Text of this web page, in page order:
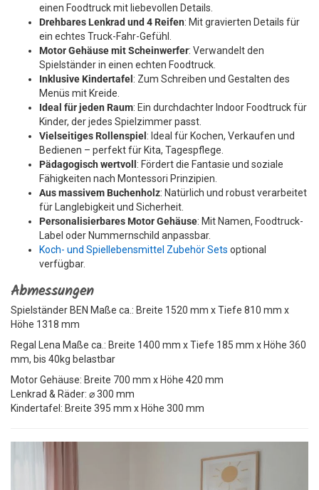
einen Foodtruck mit liebevollen Details.
Drehbares Lenkrad und 4 Reifen: Mit gravierten Details für
ein echtes Truck-Fahr-Gefühl.
Motor Gehäuse mit Scheinwerfer: Verwandelt den
Spielständer in einen echten Foodtruck.
Inklusive Kindertafel : Zum Schreiben und Gestalten des
Menüs mit Kreide.
Ideal für jeden Raum: Ein durchdachter Indoor Foodtruck für
Kinder, der jedes Spielzimmer passt.
Vielseitiges Rollenspiel : Ideal für Kochen, Verkaufen und
Bedienen – perfekt für Kita, Tagespflege.
Pädagogisch wertvoll : Fördert die Fantasie und soziale
Fähigkeiten nach Montessori Prinzipien.
Aus massivem Buchenholz: Natürlich und robust verarbeitet
für Langlebigkeit und Sicherheit.
Personalisierbares Motor Gehäuse: Mit Namen, Foodtruck-
Label oder Nummernschild anpassbar.
Koch- und Spiellebensmittel Zubehör Sets optional
verfügbar.
Abmessungen
Spielständer BEN Maße ca.: Breite 1520 mm x Tiefe 810 mm x
Höhe 1318 mm
Regal Lena Maße ca.: Breite 1400 mm x Tiefe 185 mm x Höhe 360
mm, bis 40kg belastbar
Motor Gehäuse: Breite 700 mm x Höhe 420 mm
Lenkrad & Räder: ⌀ 300 mm
Kindertafel: Breite 395 mm x Höhe 300 mm